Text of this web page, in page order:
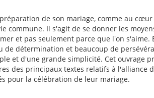
de son mariage, comme au
commune. Il s'agit de se donner les
et pas seulement parce que l'on s'aime.
détermination et beaucoup de
et d'une grande simplicité. Cet ouvrage
des principaux textes relatifs à l'alliance
pour la célébration de leur mariage.